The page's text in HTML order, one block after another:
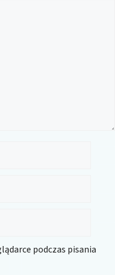
podczas pisania